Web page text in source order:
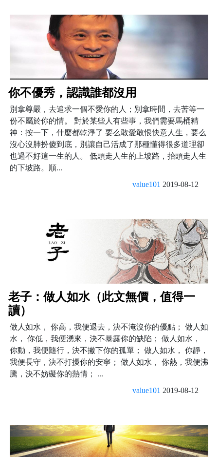
你不優秀，認識誰都沒用
別拿尊嚴，去追求一個不愛你的人；別拿時間，去苦等一
份不屬於你的情。 對於某些人有些事，我們需要馬桶精
神：按一下，什麼都乾淨了 要么敢愛敢恨快意人生，要么
沒心沒肺扮傻到底，別讓自己活成了那種懂得很多道理卻
也過不好這一生的人。 低頭走人生的上坡路，抬頭走人生
的下坡路。順...
value101 2019-08-12
老子：做人如水（此文無價，值得一
讀）
做人如水， 你高，我便退去，決不淹沒你的優點； 做人如
水， 你低，我便湧來，決不暴露你的缺陷； 做人如水，
你動，我便隨行，決不撇下你的孤單； 做人如水， 你靜，
我便長守，決不打擾你的安寧； 做人如水， 你熱，我便沸
騰，決不妨礙你的熱情； ...
value101 2019-08-12